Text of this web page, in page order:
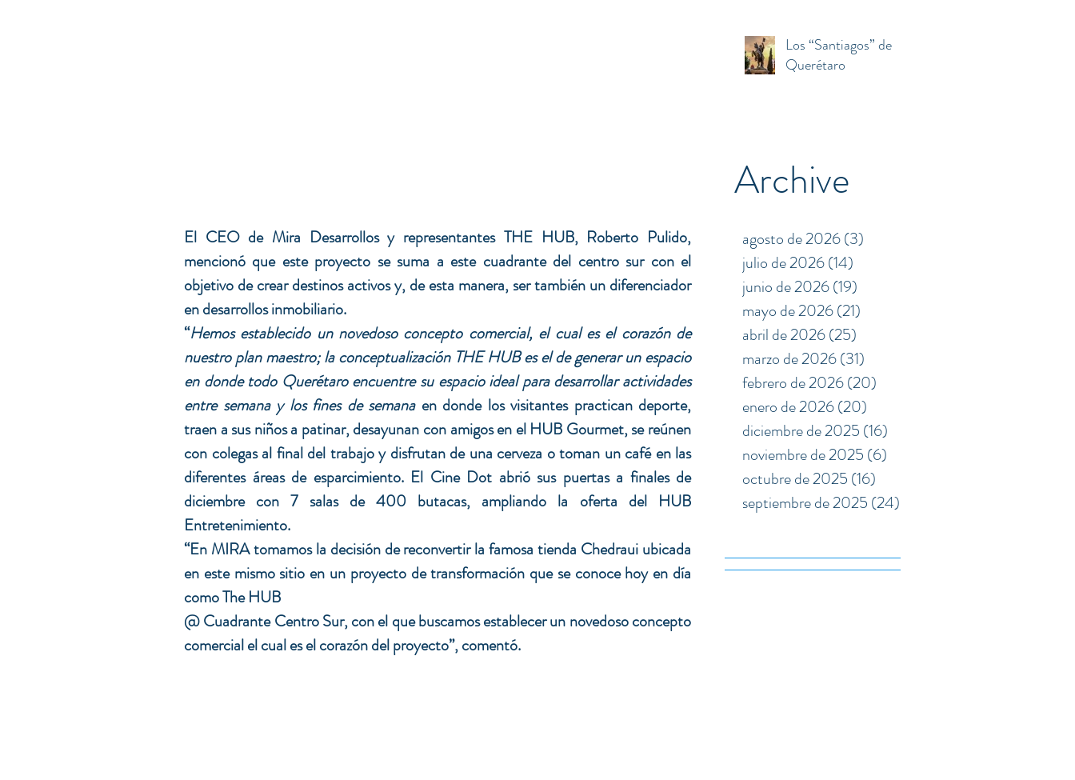
El CEO de Mira Desarrollos y representantes THE HUB, Roberto Pulido,
mencionó que este proyecto se suma a este cuadrante del centro sur con el
objetivo de crear destinos activos y, de esta manera, ser también un diferenciador
en desarrollos inmobiliario.
“Hemos establecido un novedoso concepto comercial, el cual es el corazón de
nuestro plan maestro; la conceptualización THE HUB es el de generar un espacio
en donde todo Querétaro encuentre su espacio ideal para desarrollar actividades
entre semana y los fines de semana en donde los visitantes practican deporte,
traen a sus niños a patinar, desayunan con amigos en el HUB Gourmet, se reúnen
con colegas al final del trabajo y disfrutan de una cerveza o toman un café en las
diferentes áreas de esparcimiento. El Cine Dot abrió sus puertas a finales de
diciembre con 7 salas de 400 butacas, ampliando la oferta del HUB
Entretenimiento.
“En MIRA tomamos la decisión de reconvertir la famosa tienda Chedraui ubicada
en este mismo sitio en un proyecto de transformación que se conoce hoy en día
como The HUB
@ Cuadrante Centro Sur, con el que buscamos establecer un novedoso concepto
comercial el cual es el corazón del proyecto”, comentó.
Los “Santiagos” de
Querétaro
Archive
agosto de 2026(3)
julio de 2026(14)
junio de 2026(19)
mayo de 2026(21)
abril de 2026(25)
marzo de 2026(31)
febrero de 2026(20)
enero de 2026(20)
diciembre de 2025 (16)
noviembre de 2025 (6)
octubre de 2025 (16)
septiembre de 2025 (24)